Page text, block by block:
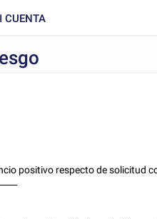
CUENTA
positivo respecto de solicitud